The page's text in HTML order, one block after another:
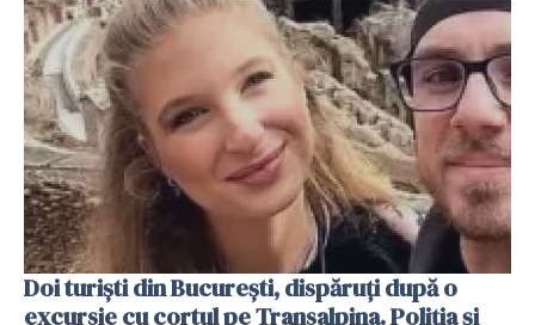
Doi turiști din București, dispăruți după o
excursie cu cortul pe Transalpina. Poliția și